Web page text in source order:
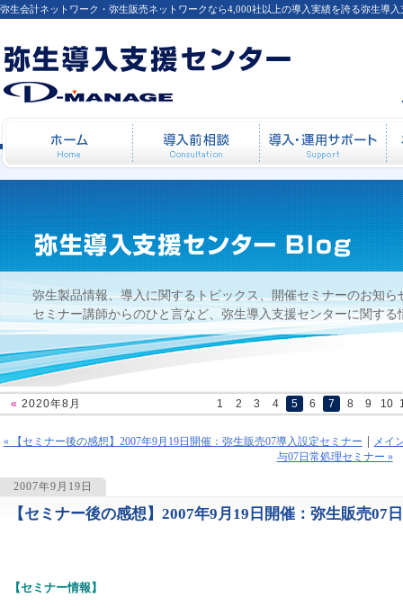
【セミナー後の感想】2007年9月19日開催
弥生会計ネットワーク・弥生販売ネットワークなら4,000社以上の導入実績を誇る弥生導
弥生製品情報、導入に関するトピックス、開催セミナーのお知ら
セミナー講師からのひと言など、弥生導入支援センターに関す
«2020年8月 1 2 3 4 5 6 7 8 9 10
« 【セミナー後の感想】2007年9月19日開催：弥生販売07導入設定セミナー
メイ
与07日常処理セミナー »
2007年9月19日
【セミナー後の感想】2007年9月19日開催：弥生販売07
【セミナー情報】
ホーム 導入前相談 導